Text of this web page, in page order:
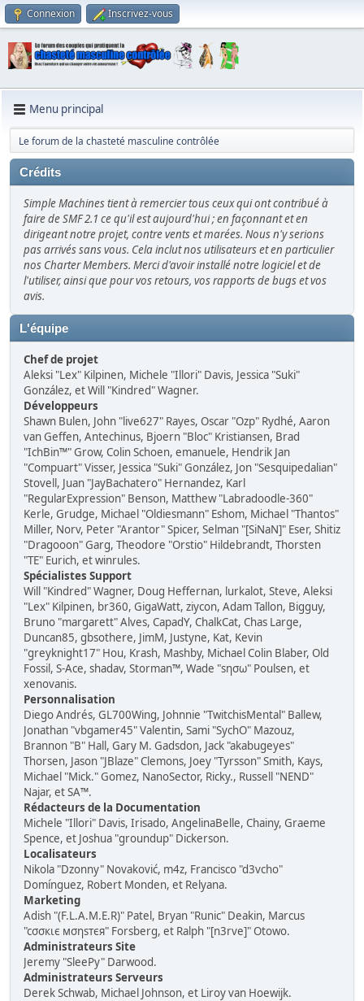
Connexion Inscrivez-vous
Menu principal
Le forum de la chasteté masculine contrôlée
Crédits
Simple Machines tient à remercier tous ceux qui ont contribué à
faire de SMF 2.1 ce qu'il est aujourd'hui ; en façonnant et en
dirigeant notre projet, contre vents et marées. Nous n'y serions
pas arrivés sans vous. Cela inclut nos utilisateurs et en particulier
nos Charter Members. Merci d'avoir installé notre logiciel et de
l'utiliser, ainsi que pour vos retours, vos rapports de bugs et vos
avis.
L'équipe
Chef de projet
Aleksi "Lex" Kilpinen, Michele "Illori" Davis, Jessica "Suki"
González, et Will "Kindred" Wagner.
Développeurs
Shawn Bulen, John "live627" Rayes, Oscar "Ozp" Rydhé, Aaron
van Geffen, Antechinus, Bjoern "Bloc" Kristiansen, Brad
"IchBin™" Grow, Colin Schoen, emanuele, Hendrik Jan
"Compuart" Visser, Jessica "Suki" González, Jon "Sesquipedalian"
Stovell, Juan "JayBachatero" Hernandez, Karl
"RegularExpression" Benson, Matthew "Labradoodle-360"
Kerle, Grudge, Michael "Oldiesmann" Eshom, Michael "Thantos"
Miller, Norv, Peter "Arantor" Spicer, Selman "[SiNaN]" Eser, Shitiz
"Dragooon" Garg, Theodore "Orstio" Hildebrandt, Thorsten
"TE" Eurich, et winrules.
Spécialistes Support
Will "Kindred" Wagner, Doug Heffernan, lurkalot, Steve, Aleksi
"Lex" Kilpinen, br360, GigaWatt, ziycon, Adam Tallon, Bigguy,
Bruno "margarett" Alves, CapadY, ChalkCat, Chas Large,
Duncan85, gbsothere, JimM, Justyne, Kat, Kevin
"greyknight17" Hou, Krash, Mashby, Michael Colin Blaber, Old
Fossil, S-Ace, shadav, Storman™, Wade "sησω" Poulsen, et
xenovanis.
Personnalisation
Diego Andrés, GL700Wing, Johnnie "TwitchisMental" Ballew,
Jonathan "vbgamer45" Valentin, Sami "SychO" Mazouz,
Brannon "B" Hall, Gary M. Gadsdon, Jack "akabugeyes"
Thorsen, Jason "JBlaze" Clemons, Joey "Tyrsson" Smith, Kays,
Michael "Mick." Gomez, NanoSector, Ricky., Russell "NEND"
Najar, et SA™.
Rédacteurs de la Documentation
Michele "Illori" Davis, Irisado, AngelinaBelle, Chainy, Graeme
Spence, et Joshua "groundup" Dickerson.
Localisateurs
Nikola "Dzonny" Novaković, m4z, Francisco "d3vcho"
Domínguez, Robert Monden, et Relyana.
Marketing
Adish "(F.L.A.M.E.R)" Patel, Bryan "Runic" Deakin, Marcus
"cσσкιє мσηѕтєя" Forsberg, et Ralph "[n3rve]" Otowo.
Administrateurs Site
Jeremy "SleePy" Darwood.
Administrateurs Serveurs
Derek Schwab, Michael Johnson, et Liroy van Hoewijk.